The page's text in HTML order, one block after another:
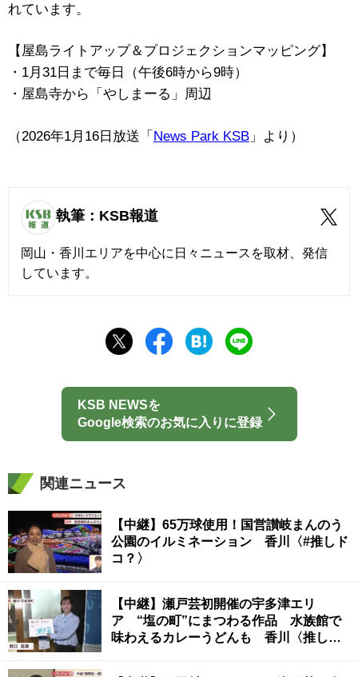
れています。
【屋島ライトアップ＆プロジェクションマッピング】
・1月31日まで毎日（午後6時から9時）
・屋島寺から「やしまーる」周辺
（2026年1月16日放送「 News Park KSB 」より）
執筆：KSB報道
岡山・香川エリアを中心に日々ニュースを取材、発信
しています。
KSB NEWSを
Google検索のお気に入りに登録
関連ニュース
【中継】65万球使用！国営讃岐まんのう
公園のイルミネーション 香川〈#推しド
コ？〉
【中継】瀬戸芸初開催の宇多津エリ
ア “塩の町”にまつわる作品 水族館で
味わえるカレーうどんも 香川〈推しド